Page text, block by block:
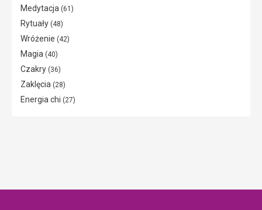
Medytacja (61)
Rytuały (48)
Wróżenie (42)
Magia (40)
Czakry (36)
Zaklęcia (28)
Energia chi (27)